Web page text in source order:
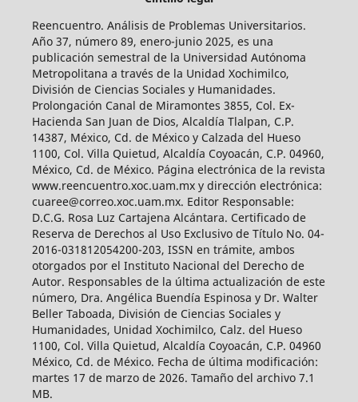
Reencuentro. Análisis de Problemas Universitarios.
Año 37, número 89, enero-junio 2025, es una
publicación semestral de la Universidad Autónoma
Metropolitana a través de la Unidad Xochimilco,
División de Ciencias Sociales y Humanidades.
Prolongación Canal de Miramontes 3855, Col. Ex-
Hacienda San Juan de Dios, Alcaldía Tlalpan, C.P.
14387, México, Cd. de México y Calzada del Hueso
1100, Col. Villa Quietud, Alcaldía Coyoacán, C.P. 04960,
México, Cd. de México. Página electrónica de la revista
www.reencuentro.xoc.uam.mx y dirección electrónica:
cuaree@correo.xoc.uam.mx. Editor Responsable:
D.C.G. Rosa Luz Cartajena Alcántara. Certificado de
Reserva de Derechos al Uso Exclusivo de Título No. 04-
2016-031812054200-203, ISSN en trámite, ambos
otorgados por el Instituto Nacional del Derecho de
Autor. Responsables de la última actualización de este
número, Dra. Angélica Buendía Espinosa y Dr. Walter
Beller Taboada, División de Ciencias Sociales y
Humanidades, Unidad Xochimilco, Calz. del Hueso
1100, Col. Villa Quietud, Alcaldía Coyoacán, C.P. 04960
México, Cd. de México. Fecha de última modificación:
martes 17 de marzo de 2026. Tamaño del archivo 7.1
MB.